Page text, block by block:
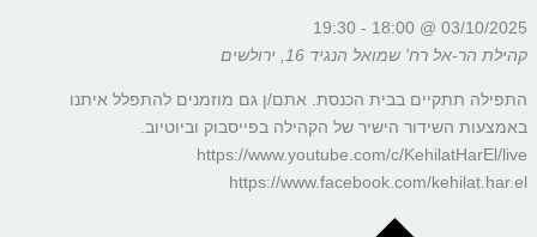
03/10/2025 @ 18:00
-
19:30
קהילת הר-אל רח' שמואל הנגיד 16, ירולשים
התפילה תתקיים בבית הכנסת. אתם/ן גם מוזמנים להתפלל איתנו
באמצעות השידור הישיר של הקהילה בפייסבוק וביוטיוב.
https://www.youtube.com/c/KehilatHarEl/live
https://www.facebook.com/kehilat.har.el